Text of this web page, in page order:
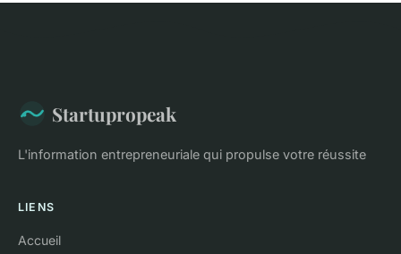
Startupropeak
L'information entrepreneuriale qui propulse votre réussite
LIENS
Accueil